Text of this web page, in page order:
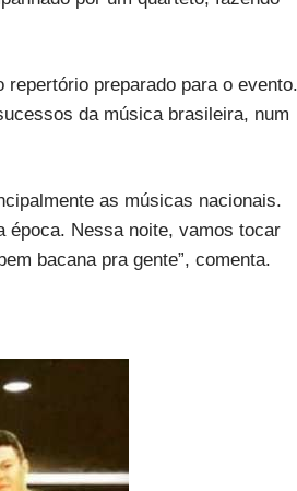
preparado para o evento.
da música brasileira, num
as músicas nacionais.
época. Nessa noite, vamos tocar
bacana pra gente”, comenta.